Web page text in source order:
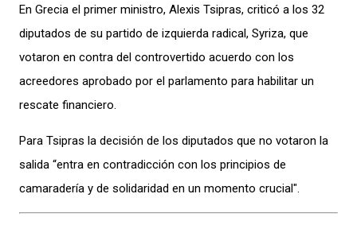
En Grecia el primer ministro, Alexis Tsipras, criticó a los 32
diputados de su partido de izquierda radical, Syriza, que
votaron en contra del controvertido acuerdo con los
acreedores aprobado por el parlamento para habilitar un
rescate financiero.
Para Tsipras la decisión de los diputados que no votaron la
salida “entra en contradicción con los principios de
camaradería y de solidaridad en un momento crucial".